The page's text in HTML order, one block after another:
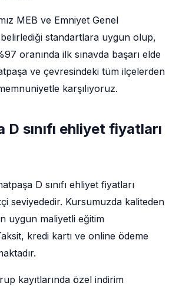
MEB ve Emniyet Genel
standartlara uygun olup,
oranında ilk sınavda başarı elde
ve çevresindeki tüm ilçelerden
karşılıyoruz.
sınıfı ehliyet fiyatları
D sınıfı ehliyet fiyatları
seviyededir. Kursumuzda kaliteden
uygun maliyetli eğitim
kredi kartı ve online ödeme
kayıtlarında özel indirim